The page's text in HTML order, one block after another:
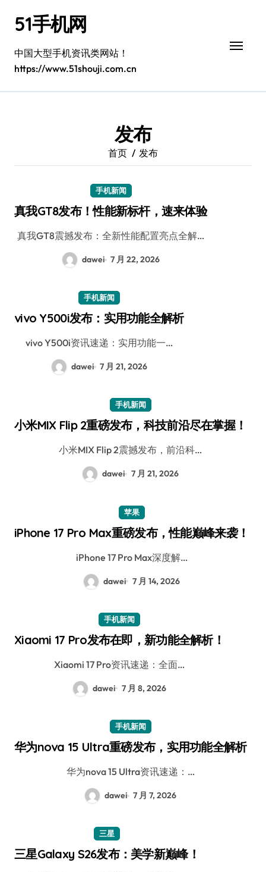
51手机网
中国大型手机资讯类网站！
https://www.51shouji.com.cn
发布
首页 发布
手机新闻
真我GT8发布！性能新标杆，速来体验
真我GT8震撼发布：全新性能配置亮点全解…
dawei 7 月 22, 2026
手机新闻
vivo Y500i发布：实用功能全解析
vivo Y500i资讯速递：实用功能一…
dawei 7 月 21, 2026
手机新闻
小米MIX Flip 2重磅发布，科技前沿尽在掌握！
小米MIX Flip 2震撼发布，前沿科…
dawei 7 月 21, 2026
苹果
iPhone 17 Pro Max重磅发布，性能巅峰来袭！
iPhone 17 Pro Max深度解…
dawei 7 月 14, 2026
手机新闻
Xiaomi 17 Pro发布在即，新功能全解析！
Xiaomi 17 Pro资讯速递：全面…
dawei 7 月 8, 2026
手机新闻
华为nova 15 Ultra重磅发布，实用功能全解析
华为nova 15 Ultra资讯速递：…
dawei 7 月 7, 2026
三星
三星Galaxy S26发布：美学新巅峰！